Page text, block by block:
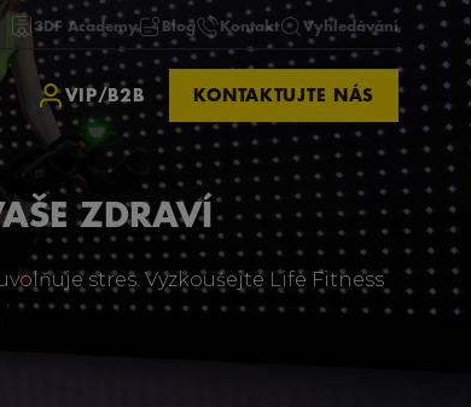
3DF Academy Blog Kontakt Vyhledávání
KONTAKTUJTE NÁS
VIP/B2B
ZDRAVÍ
stres. Vyzkoušejte Life Fitness